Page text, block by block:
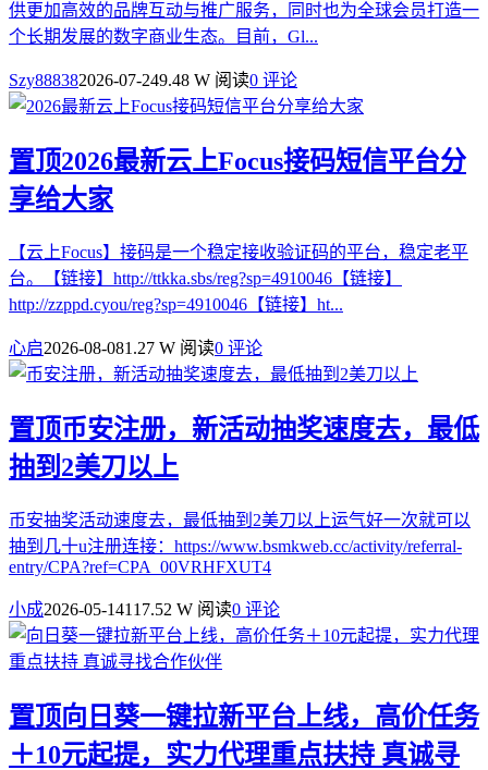
供更加高效的品牌互动与推广服务，同时也为全球会员打造一
个长期发展的数字商业生态。目前，Gl...
Szy888382026-07-249.48 W 阅读0 评论
置顶2026最新云上Focus接码短信平台分
享给大家
【云上Focus】接码是一个稳定接收验证码的平台，稳定老平
台。【链接】http://ttkka.sbs/reg?sp=4910046【链接】
http://zzppd.cyou/reg?sp=4910046【链接】ht...
心启2026-08-081.27 W 阅读0 评论
置顶币安注册，新活动抽奖速度去，最低
抽到2美刀以上
币安抽奖活动速度去，最低抽到2美刀以上运气好一次就可以
抽到几十u注册连接：https://www.bsmkweb.cc/activity/referral-
entry/CPA?ref=CPA_00VRHFXUT4
小成2026-05-14117.52 W 阅读0 评论
置顶向日葵一键拉新平台上线，高价任务
＋10元起提，实力代理重点扶持 真诚寻